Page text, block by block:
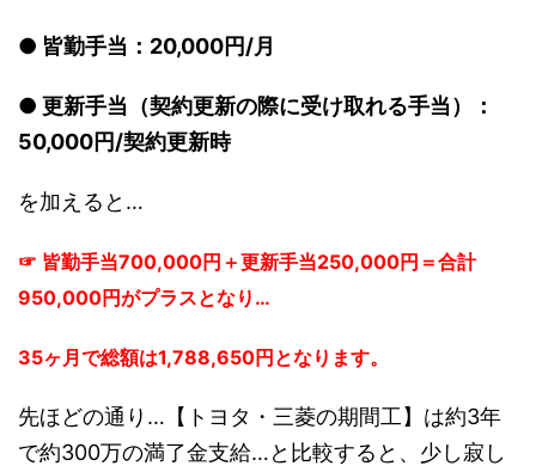
● 皆勤手当：20,000円/月
● 更新手当（契約更新の際に受け取れる手当）：
50,000円/契約更新時
を加えると…
☞ 皆勤手当700,000円＋更新手当250,000円＝合計
950,000円がプラスとなり…
35ヶ月で総額は1,788,650円となります。
先ほどの通り…【トヨタ・三菱の期間工】は約3年
で約300万の満了金支給…と比較すると、少し寂し